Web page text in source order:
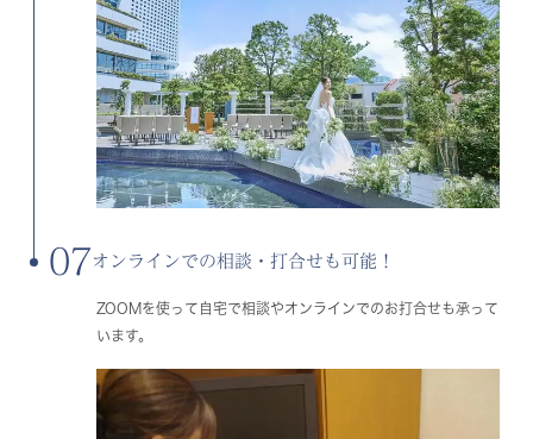
07 オンラインでの相談・打合せも可能！
ZOOMを使って自宅で相談やオンラインでのお打合せも承って
います。